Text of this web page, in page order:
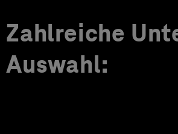
Zahlreiche
Auswahl: